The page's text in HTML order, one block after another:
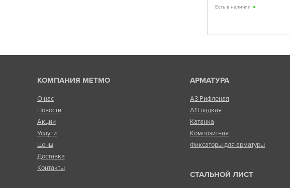
Есть в наличии
КОМПАНИЯ МЕТМО
О нас
Новости
Акции
Услуги
Цены
Доставка
Контакты
АРМАТУРА
А3 Рифленая
А1 Гладкая
Катанка
Композитная
Фиксаторы для арматуры
СТАЛЬНОЙ ЛИСТ